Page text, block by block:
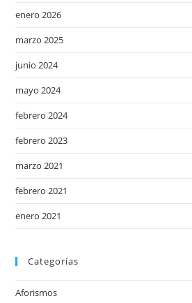
enero 2026
marzo 2025
junio 2024
mayo 2024
febrero 2024
febrero 2023
marzo 2021
febrero 2021
enero 2021
Categorías
Aforismos